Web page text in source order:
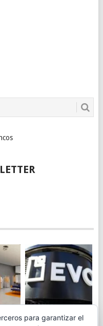
EN
EVO BANK
para garantizar el